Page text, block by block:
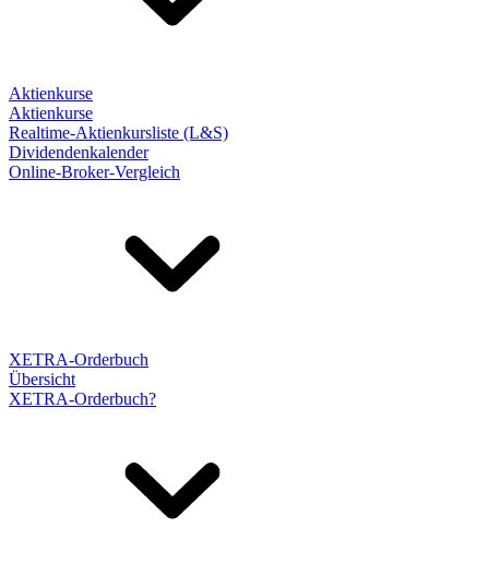
Aktienkurse
Aktienkurse
Realtime-Aktienkursliste (L&S)
Dividendenkalender
Online-Broker-Vergleich
XETRA-Orderbuch
Übersicht
XETRA-Orderbuch?